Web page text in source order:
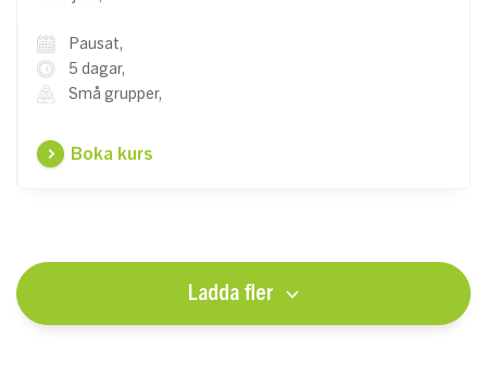
Pausat,
5 dagar,
Små grupper,
Boka kurs
Ladda fler